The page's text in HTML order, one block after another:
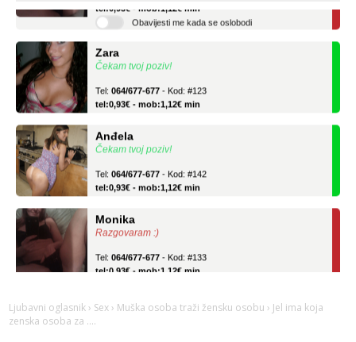
Obavijesti me kada se oslobodi
Čekam tvoj poziv!
tel:0,93€ - mob:1,12€ min
Čekam tvoj poziv!
tel:0,93€ - mob:1,12€ min
Razgovaram :)
tel:0,93€ - mob:1,12€ min
Zara
Ljubavni oglasnik › Sex › Muška osoba traži žensku osobu › Jel ima koja
zenska osoba za ....